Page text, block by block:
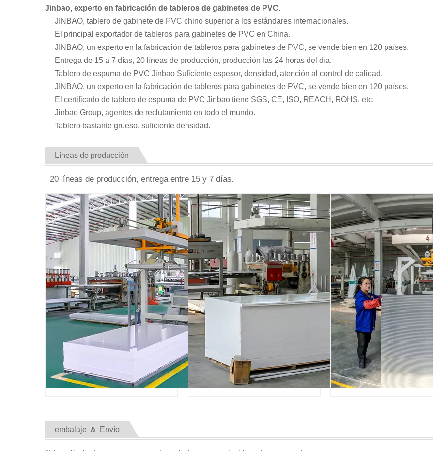
Jinbao, experto en fabricación de tableros de gabinetes de PVC.
JINBAO, tablero de gabinete de PVC chino superior a los estándares internacionales.
El principal exportador de tableros para gabinetes de PVC en China.
JINBAO, un experto en la fabricación de tableros para gabinetes de PVC, se vende bien en 120 países.
Entrega de 15 a 7 días, 20 líneas de producción, producción las 24 horas del día.
Tablero de espuma de PVC Jinbao Suficiente espesor, densidad, atención al control de calidad.
JINBAO, un experto en la fabricación de tableros para gabinetes de PVC, se vende bien en 120 países.
El certificado de tablero de espuma de PVC Jinbao tiene SGS, CE, ISO, REACH, ROHS, etc.
Jinbao Group, agentes de reclutamiento en todo el mundo.
Tablero bastante grueso, suficiente densidad.
Líneas de producción
20 líneas de producción, entrega entre 15 y 7 días.
embalaje & Envío